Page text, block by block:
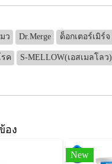
ว Dr.Merge ด็อกเตอร์เมิร์จ
ค S-MELLOW(เอสเมลโลว)
อง
New